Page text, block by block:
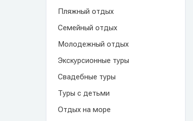
Пляжный отдых
Семейный отдых
Молодежный отдых
Экскурсионные туры
Свадебные туры
Туры с детьми
Отдых на море